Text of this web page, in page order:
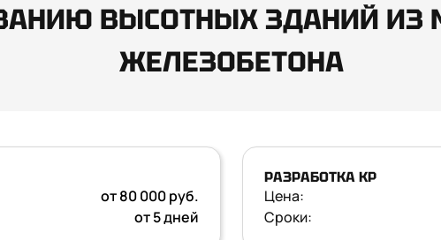
ВЫСОТНЫХ ЗДАНИЙ ИЗ
ЖЕЛЕЗОБЕТОНА
от 80 000 руб.
от 5 дней
РАЗРАБОТКА КР
Цена:
Сроки: